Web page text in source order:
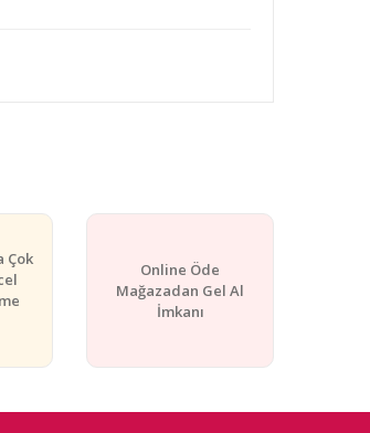
Çok
Online Öde
Mağazadan Gel Al
İmkanı